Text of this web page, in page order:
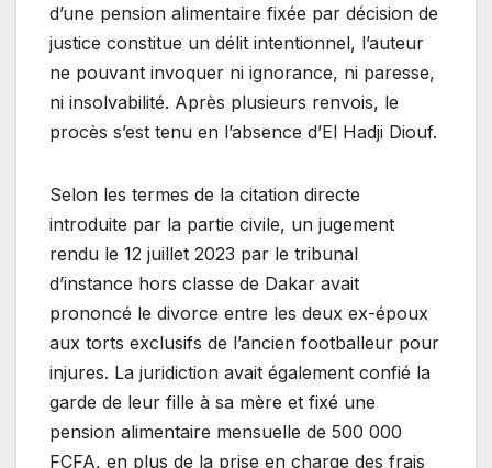
d’une pension alimentaire fixée par décision de
justice constitue un délit intentionnel, l’auteur
ne pouvant invoquer ni ignorance, ni paresse,
ni insolvabilité. Après plusieurs renvois, le
procès s’est tenu en l’absence d’El Hadji Diouf.
Selon les termes de la citation directe
introduite par la partie civile, un jugement
rendu le 12 juillet 2023 par le tribunal
d’instance hors classe de Dakar avait
prononcé le divorce entre les deux ex-époux
aux torts exclusifs de l’ancien footballeur pour
injures. La juridiction avait également confié la
garde de leur fille à sa mère et fixé une
pension alimentaire mensuelle de 500 000
FCFA, en plus de la prise en charge des frais